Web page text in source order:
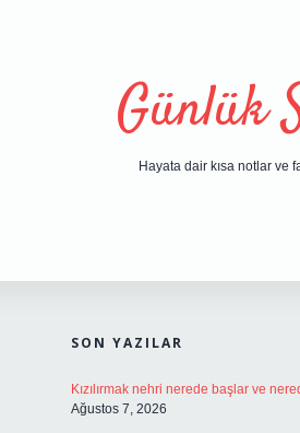
Günlük
Hayata dair kısa notlar ve
SON YAZILAR
Kızılırmak nehri nerede başlar ve
Ağustos 7, 2026